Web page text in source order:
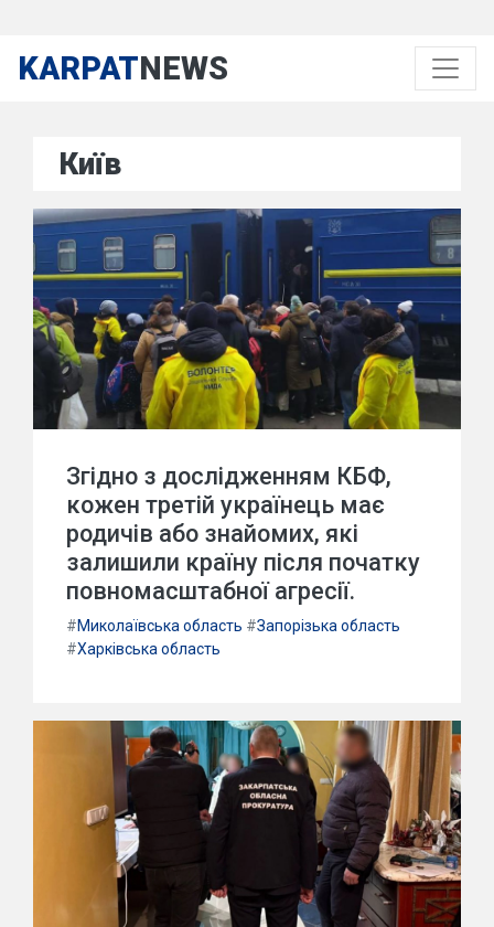
KARPATNEWS
Київ
Згідно з дослідженням КБФ,
кожен третій українець має
родичів або знайомих, які
залишили країну після початку
повномасштабної агресії.
#Миколаївська область #Запорізька область
#Харківська область